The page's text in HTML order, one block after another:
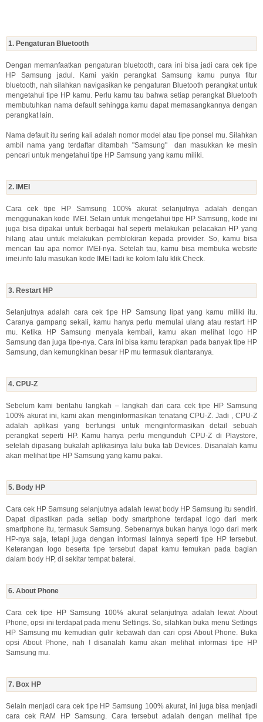
1. Pengaturan Bluetooth
Dengan memanfaatkan pengaturan bluetooth, cara ini bisa jadi cara cek tipe
HP Samsung jadul. Kami yakin perangkat Samsung kamu punya fitur
bluetooth, nah silahkan navigasikan ke pengaturan Bluetooth perangkat untuk
mengetahui tipe HP kamu. Perlu kamu tau bahwa setiap perangkat Bluetooth
membutuhkan nama default sehingga kamu dapat memasangkannya dengan
perangkat lain.
Nama default itu sering kali adalah nomor model atau tipe ponsel mu. Silahkan
ambil nama yang terdaftar ditambah "Samsung" dan masukkan ke mesin
pencari untuk mengetahui tipe HP Samsung yang kamu miliki.
2. IMEI
Cara cek tipe HP Samsung 100% akurat selanjutnya adalah dengan
menggunakan kode IMEI. Selain untuk mengetahui tipe HP Samsung, kode ini
juga bisa dipakai untuk berbagai hal seperti melakukan pelacakan HP yang
hilang atau untuk melakukan pemblokiran kepada provider. So, kamu bisa
mencari tau apa nomor IMEI-nya. Setelah tau, kamu bisa membuka website
imei.info lalu masukan kode IMEI tadi ke kolom lalu klik Check.
3. Restart HP
Selanjutnya adalah cara cek tipe HP Samsung lipat yang kamu miliki itu.
Caranya gampang sekali, kamu hanya perlu memulai ulang atau restart HP
mu. Ketika HP Samsung menyala kembali, kamu akan melihat logo HP
Samsung dan juga tipe-nya. Cara ini bisa kamu terapkan pada banyak tipe HP
Samsung, dan kemungkinan besar HP mu termasuk diantaranya.
4. CPU-Z
Sebelum kami beritahu langkah – langkah dari cara cek tipe HP Samsung
100% akurat ini, kami akan menginformasikan tenatang CPU-Z. Jadi , CPU-Z
adalah aplikasi yang berfungsi untuk menginformasikan detail sebuah
perangkat seperti HP. Kamu hanya perlu mengunduh CPU-Z di Playstore,
setelah dipasang bukalah aplikasinya lalu buka tab Devices. Disanalah kamu
akan melihat tipe HP Samsung yang kamu pakai.
5. Body HP
Cara cek HP Samsung selanjutnya adalah lewat body HP Samsung itu sendiri.
Dapat dipastikan pada setiap body smartphone terdapat logo dari merk
smartphone itu, termasuk Samsung. Sebenarnya bukan hanya logo dari merk
HP-nya saja, tetapi juga dengan informasi lainnya seperti tipe HP tersebut.
Keterangan logo beserta tipe tersebut dapat kamu temukan pada bagian
dalam body HP, di sekitar tempat baterai.
6. About Phone
Cara cek tipe HP Samsung 100% akurat selanjutnya adalah lewat About
Phone, opsi ini terdapat pada menu Settings. So, silahkan buka menu Settings
HP Samsung mu kemudian gulir kebawah dan cari opsi About Phone. Buka
opsi About Phone, nah ! disanalah kamu akan melihat informasi tipe HP
Samsung mu.
7. Box HP
Selain menjadi cara cek tipe HP Samsung 100% akurat, ini juga bisa menjadi
cara cek RAM HP Samsung. Cara tersebut adalah dengan melihat tipe